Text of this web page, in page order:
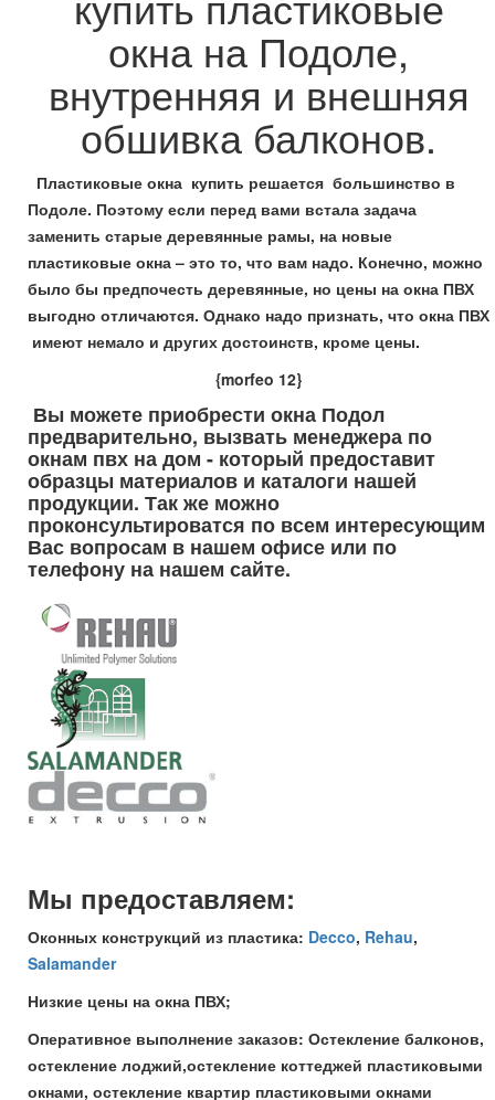
окна на Подоле,
внутренняя и внешняя
обшивка балконов.
Пластиковые окна купить решается большинство в
Подоле. Поэтому если перед вами встала задача
заменить старые деревянные рамы, на новые
пластиковые окна – это то, что вам надо. Конечно, можно
было бы предпочесть деревянные, но цены на окна ПВХ
выгодно отличаются. Однако надо признать, что окна ПВХ
имеют немало и других достоинств, кроме цены.
{morfeo 12}
Вы можете приобрести окна Подол
предварительно, вызвать менеджера по
окнам пвх на дом - который предоставит
образцы материалов и каталоги нашей
продукции. Так же можно
проконсультироватся по всем интересующим
Вас вопросам в нашем офисе или по
телефону на нашем сайте.
Мы предоставляем:
Оконных конструкций из пластика: Decco, Rehau,
Salamander
Низкие цены на окна ПВХ;
Оперативное выполнение заказов: Остекление балконов,
остекление лоджий,остекление коттеджей пластиковыми
окнами, остекление квартир пластиковыми окнами